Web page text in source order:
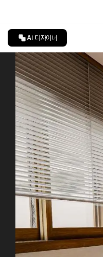
AI 디자이너